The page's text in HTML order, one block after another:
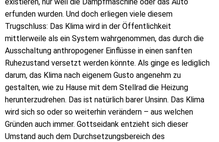
erfunden wurden. Und doch erliegen viele diesem
Trugschluss: Das Klima wird in der Öffentlichkeit
mittlerweile als ein System wahrgenommen, das durch die
Ausschaltung anthropogener Einflüsse in einen sanften
Ruhezustand versetzt werden könnte. Als ginge es lediglich
darum, das Klima nach eigenem Gusto angenehm zu
gestalten, wie zu Hause mit dem Stellrad die Heizung
herunterzudrehen. Das ist natürlich barer Unsinn. Das Klima
wird sich so oder so weiterhin verändern – aus welchen
Gründen auch immer. Gottseidank entzieht sich dieser
Umstand auch dem Durchsetzungsbereich des